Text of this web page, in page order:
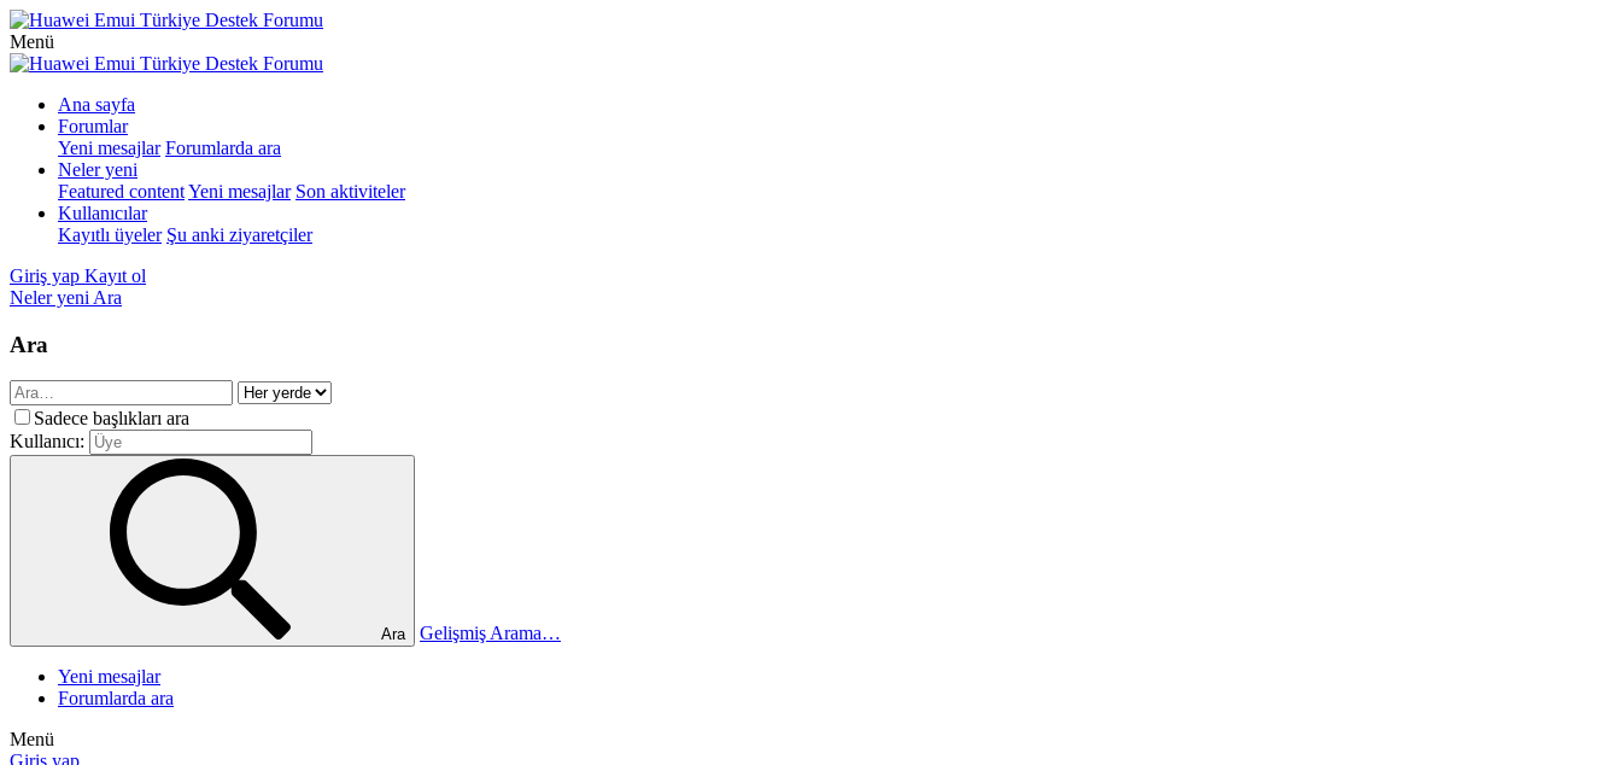
Menü
Ana sayfa
Forumlar
Yeni mesajlar Forumlarda ara
Neler yeni
Featured contentYeni mesajlar Son aktiviteler
Kullanıcılar
Kayıtlı üyeler Şu anki ziyaretçiler
Giriş yap Kayıt ol
Neler yeni Ara
Ara
Sadece başlıkları ara
Kullanıcı:
Ara Gelişmiş Arama…
Yeni mesajlar
Forumlarda ara
Menü